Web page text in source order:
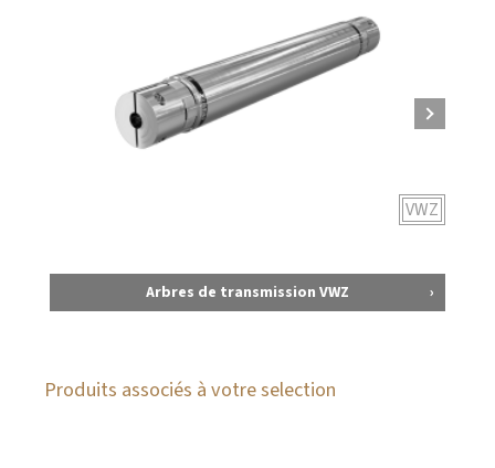
VWZ
Arbres de transmission VWZ
Produits associés à votre selection